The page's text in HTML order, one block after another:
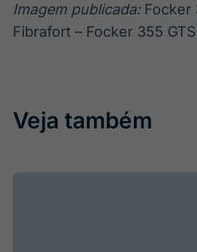
Imagem publicada:Focker
Fibrafort – Focker 355
Veja também